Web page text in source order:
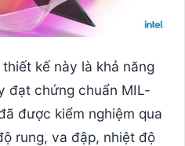
kế này là khả năng
đạt chứng chuẩn MIL-
được kiểm nghiệm qua
rung, va đập, nhiệt độ